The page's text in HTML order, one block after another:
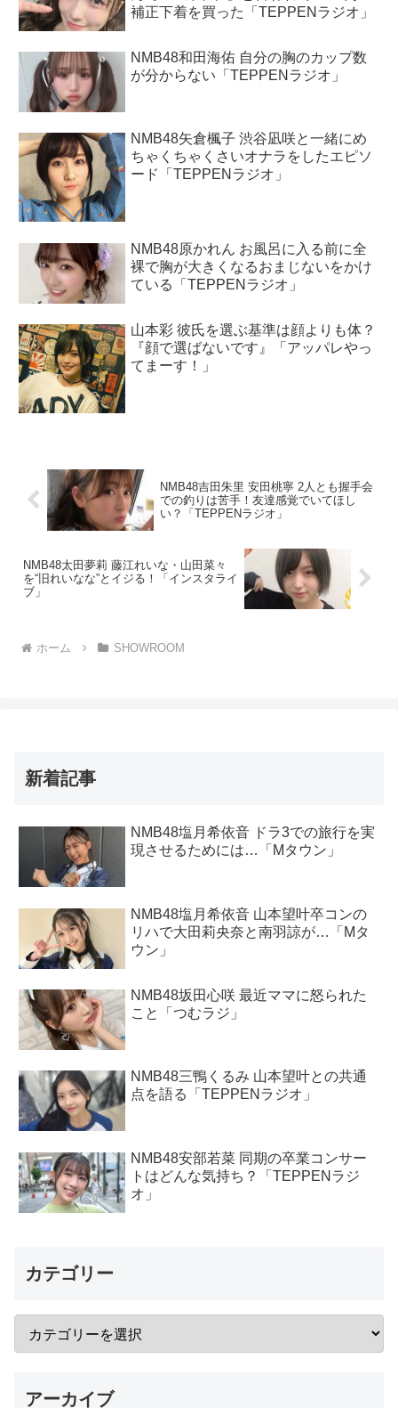
補正下着を買った「TEPPENラジオ」
NMB48和田海佑 自分の胸のカップ数
が分からない「TEPPENラジオ」
NMB48矢倉楓子 渋谷凪咲と一緒にめ
ちゃくちゃくさいオナラをしたエピソ
ード「TEPPENラジオ」
NMB48原かれん お風呂に入る前に全
裸で胸が大きくなるおまじないをかけ
ている「TEPPENラジオ」
山本彩 彼氏を選ぶ基準は顔よりも体？
『顔で選ばないです』「アッパレやっ
てまーす！」
NMB48吉田朱里 安田桃寧 2人とも握手会
での釣りは苦手！友達感覚でいてほし
い？「TEPPENラジオ」
NMB48太田夢莉 藤江れいな・山田菜々
を“旧れいなな”とイジる！「インスタライ
ブ」
ホーム SHOWROOM
新着記事
NMB48塩月希依音 ドラ3での旅行を実
現させるためには…「Mタウン」
NMB48塩月希依音 山本望叶卒コンの
リハで大田莉央奈と南羽諒が…「Mタ
ウン」
NMB48坂田心咲 最近ママに怒られた
こと「つむラジ」
NMB48三鴨くるみ 山本望叶との共通
点を語る「TEPPENラジオ」
NMB48安部若菜 同期の卒業コンサー
トはどんな気持ち？「TEPPENラジ
オ」
カテゴリー
アーカイブ